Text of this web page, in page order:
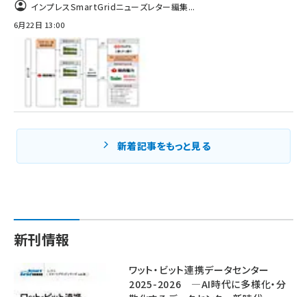
インプレスSmartGridニューズレター編集...
6月22日 13:00
新着記事をもっと見る
新刊情報
ワット・ビット連携データセンター
2025-2026 ―AI時代に多様化・分